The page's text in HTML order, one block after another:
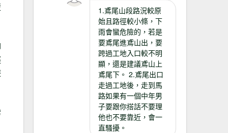
1.鳶尾山段路況較原
始且路徑較小條，下
雨會蠻危險的，若是
要鳶尾進鳶山出，要
跨過工地入口較不明
顯，還是建議鳶山上
鳶尾下。 2.鳶尾出口
走過工地後，走到馬
路如果有一個中年男
子要跟你搭話不要理
他也不要靠近，會一
直騷擾。